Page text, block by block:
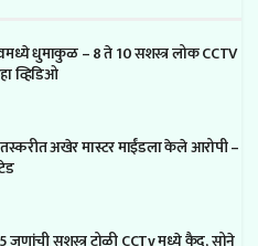
धुमाकुळ – 8 ते 10 सशस्त्र लोक CCTV
व्हिडिओ
अखेर मास्टर माईंडला केले आरोपी –
जणांची सशस्त्र टोळी CCTv मध्ये कैद, सोने